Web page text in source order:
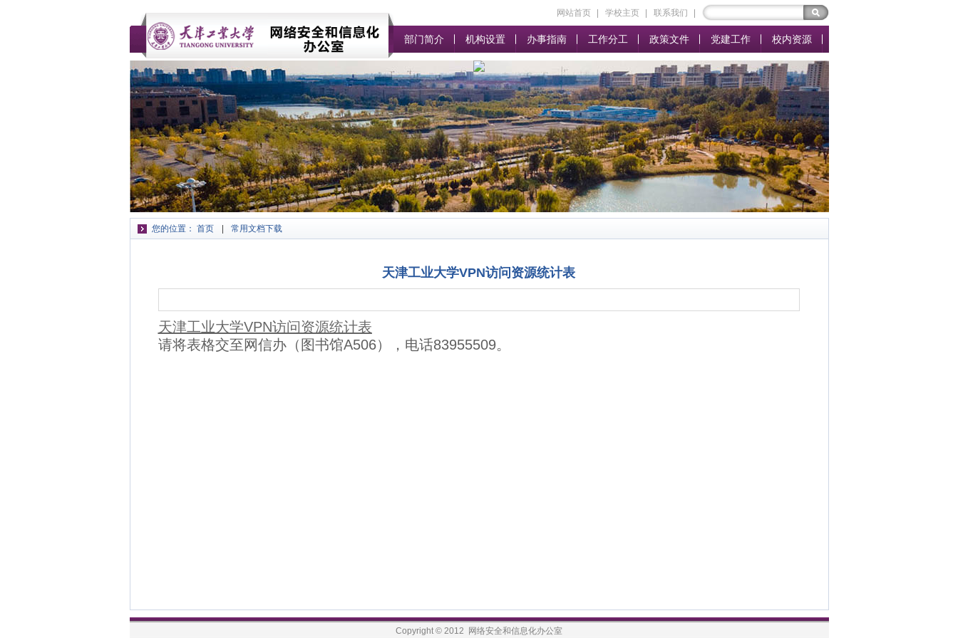
网站首页 学校主页 联系我们
部门简介 机构设置 办事指南 工作分工 政策文件 党建工作 校内资源
您的位置： 首页 常用文档下载
天津工业大学VPN访问资源统计表
天津工业大学VPN访问资源统计表
请将表格交至网信办（图书馆A506），电话83955509。
Copyright © 2012 网络安全和信息化办公室